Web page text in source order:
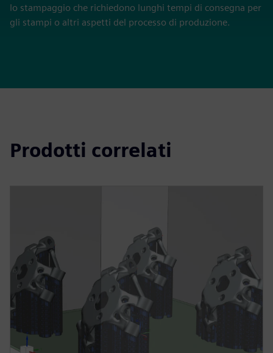
lo stampaggio che richiedono lunghi tempi di consegna per
gli stampi o altri aspetti del processo di produzione.
Prodotti correlati